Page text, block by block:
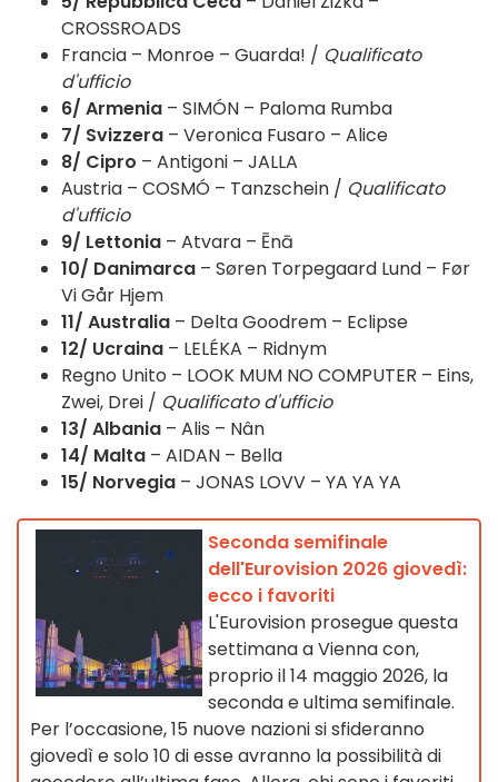
CROSSROADS
Francia – Monroe – Guarda! / Qualificato
d'ufficio
6/ Armenia – SIMÓN – Paloma Rumba
7/ Svizzera – Veronica Fusaro – Alice
8/ Cipro – Antigoni – JALLA
Austria – COSMÓ – Tanzschein / Qualificato
d'ufficio
9/ Lettonia – Atvara – Ēnā
10/ Danimarca – Søren Torpegaard Lund – Før
Vi Går Hjem
11/ Australia – Delta Goodrem – Eclipse
12/ Ucraina – LELÉKA – Ridnym
Regno Unito – LOOK MUM NO COMPUTER – Eins,
Zwei, Drei / Qualificato d'ufficio
13/ Albania – Alis – Nân
14/ Malta – AIDAN – Bella
15/ Norvegia – JONAS LOVV – YA YA YA
Seconda semifinale
dell'Eurovision 2026 giovedì:
ecco i favoriti
L'Eurovision prosegue questa
settimana a Vienna con,
proprio il 14 maggio 2026, la
seconda e ultima semifinale.
Per l’occasione, 15 nuove nazioni si sfideranno
giovedì e solo 10 di esse avranno la possibilità di